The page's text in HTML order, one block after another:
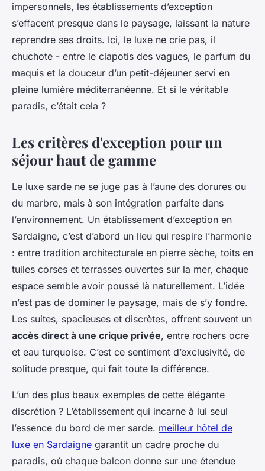
Éléanore•08/04/2026 14:03•12 min de lecture
impersonnels, les établissements d’exception
s’effacent presque dans le paysage, laissant la nature
reprendre ses droits. Ici, le luxe ne crie pas, il
chuchote - entre le clapotis des vagues, le parfum du
maquis et la douceur d’un petit-déjeuner servi en
pleine lumière méditerranéenne. Et si le véritable
paradis, c’était cela ?
Les critères d'exception pour un
séjour haut de gamme
Le luxe sarde ne se juge pas à l’aune des dorures ou
du marbre, mais à son intégration parfaite dans
l’environnement. Un établissement d’exception en
Sardaigne, c’est d’abord un lieu qui respire l’harmonie
: entre tradition architecturale en pierre sèche, toits en
tuiles corses et terrasses ouvertes sur la mer, chaque
espace semble avoir poussé là naturellement. L’idée
n’est pas de dominer le paysage, mais de s’y fondre.
Les suites, spacieuses et discrètes, offrent souvent un
accès direct à une crique privée, entre rochers ocre
et eau turquoise. C’est ce sentiment d’exclusivité, de
solitude presque, qui fait toute la différence.
L’un des plus beaux exemples de cette élégante
discrétion ? L’établissement qui incarne à lui seul
l’essence du bord de mer sarde. meilleur hôtel de
luxe en Sardaigne garantit un cadre proche du
paradis, où chaque balcon donne sur une étendue